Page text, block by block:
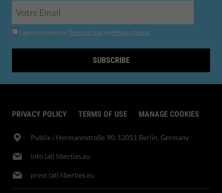
I agree to Liberties' Terms of Use andPrivacy Policy.
SUBSCRIBE
PRIVACY POLICY TERMS OF USE MANAGE COOKIES
Publix​ / Hermannstraße 90, 12051 Berlin, Germany
info (at) liberties.eu
press (at) liberties.eu